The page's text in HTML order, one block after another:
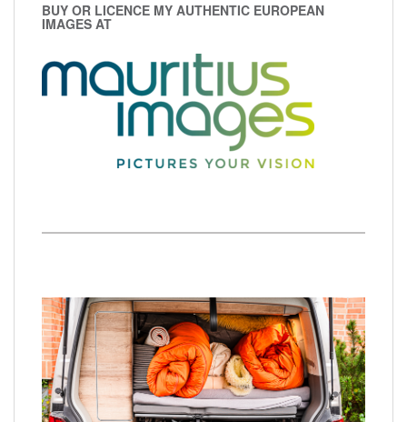
BUY OR LICENCE MY AUTHENTIC EUROPEAN
IMAGES AT